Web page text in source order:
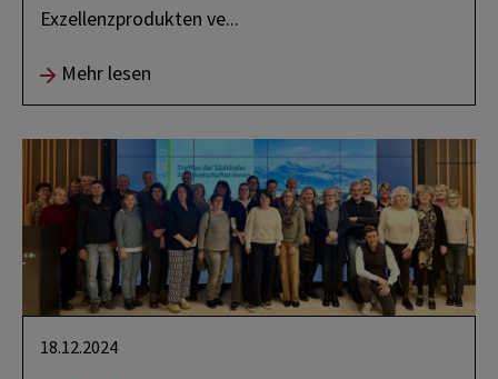
Exzellenzprodukten ve...
Mehr lesen
18.12.2024